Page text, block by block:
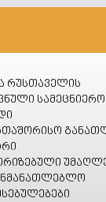
რუსთაველის
სამეცნიერო